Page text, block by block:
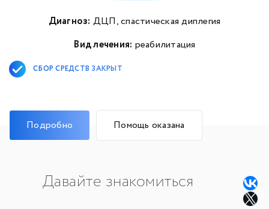
Диагноз: ДЦП, спастическая диплегия
Вид лечения: реабилитация
СБОР СРЕДСТВ ЗАКРЫТ
Подробно Помощь оказана
Давайте знакомиться